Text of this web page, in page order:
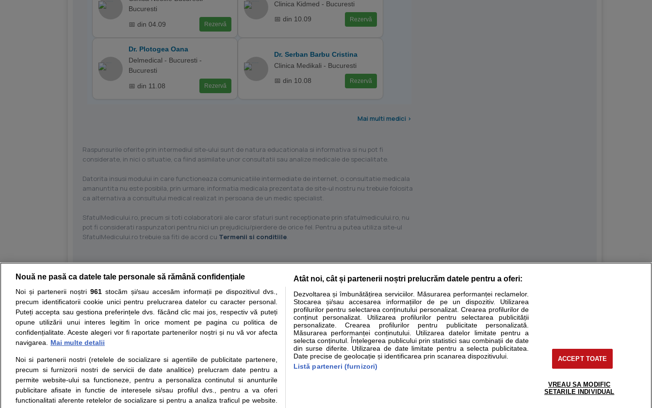
Bucuresti
📅 din 04.09
Rezervă
Clinica Kidmed - Bucuresti
📅 din 10.09
Rezervă
Dr. Plotogea Oana
Delmedical - Bucuresti -
Bucuresti
📅 din 11.08
Rezervă
Dr. Serban Barbu Cristina
Clinica Medikali - Bucuresti
📅 din 10.08
Rezervă
Mai multi medici >
Raspunsurile oferite prin intermediul site-ului sunt de natura educationala si informativa si nu pot fi
considerate, in nici o situatie, ca fiind asimilate unor consultatii sau analize medicale de specialitate.
Datorita insusi modului in care functioneaza comunicatiile intermediate de internet, o consultatie medicala
amanuntita nu este posibila, prin urmare, informatia medicala prezentata de site-ul nostru nu trebuie folosita
ca alternativa a consultului medical realizat in persoana de un medic specialist.
SfatulMedicului.ro, precum si toti colaboratorii ale caror sfaturi sunt recepţionate prin sfatulmedicului.ro, nu
pot fi considerati raspunzatori pentru nici un prejudiciu/pierdere de orice fel. Pentru a putea utiliza site-ul
SfatulMedicului.ro trebuie sa fiti de acord cu Termenii si conditiile.
Resurse: Autoevaluare simptome Interpretare analize Specialitati medicale
Opiniile avizate ale medicilor, sfaturile si orice alte informatii despre sanatate disponibile pe sfatulmedicului.ro au scop informativ si educational. Ele nu pot substitui consultul medical direct si
nici diagnosticul stabilit in urma investigatiilor si analizelor medicale. Va sfatuim, ca pe langa informatia primita pe sfatulmedicului.ro sa consultati fie medicul Dvs., fie unul dintre medicii pe care
ii punem la dispozitie pentru programare in sistemul de programari la medic Clickmed.
Despre noi
Contact
Intrebari frecvente
Consultanti
medicali
Termeni si conditii
Politica de
confidentialitate
Politica de cookie
Modifica Setarile Cookie
Drepturile consumatorului
Protectia consumatorilor -
ANPC
Solutionarea Alternativa a
Litigiilor
Info consumator: 0800.080.999
Parteneri
Inscriere clinica
Pentru pacient
support@sfatulmedicului.ro
0374 109 268
Nouă ne pasă ca datele tale personale să rămână confidențiale
Noi și partenerii noștri 961stocăm și/sau accesăm informații pe dispozitivul dvs.,
precum identificatorii cookie unici pentru prelucrarea datelor cu caracter personal.
Puteți accepta sau gestiona preferințele dvs. făcând clic mai jos, respectiv vă puteți
opune utilizării unui interes legitim în orice moment pe pagina cu politica de
confidențialitate. Aceste alegeri vor fi raportate partenerilor noștri și nu vă vor afecta
navigarea.
Mai multe detalii
Noi si partenerii nostri (retelele de socializare si agentiile de publicitate partenere,
precum si furnizorii nostri de servicii de date analitice) prelucram date pentru a
permite website-ului sa functioneze, pentru a personaliza continutul si anunturile
publicitare afisate in functie de interesele si/sau profilul dvs., pentru a va oferi
functionalitati aferente retelelor de socializare si pentru a analiza traficul pe website.
Atât noi, cât și partenerii noștri prelucrăm datele pentru a oferi:
Dezvoltarea și îmbunătățirea serviciilor. Măsurarea performanței reclamelor.
Stocarea și/sau accesarea informațiilor de pe un dispozitiv. Utilizarea
profilurilor pentru selectarea conținutului personalizat. Crearea profilurilor de
conținut personalizat. Utilizarea profilurilor pentru selectarea publicității
personalizate. Crearea profilurilor pentru publicitate personalizată.
Măsurarea performanței conținutului. Utilizarea datelor limitate pentru a
selecta conținutul. Înțelegerea publicului prin statistici sau combinații de date
din surse diferite. Utilizarea de date limitate pentru a selecta publicitatea.
Date precise de geolocație și identificarea prin scanarea dispozitivului.
Listă parteneri (furnizori)
ACCEPT TOATE
VREAU SA MODIFIC
SETARILE INDIVIDUAL